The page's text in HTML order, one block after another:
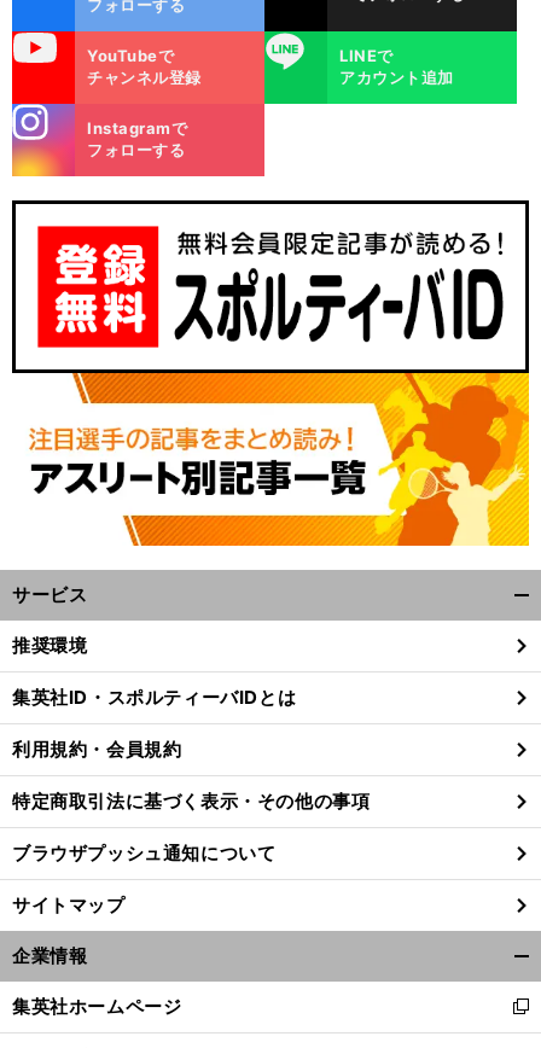
【
日
本シリーズ2024 】
「 ３
番 ・
今宮健太 」
に見るソフトバンク小久保監督の危機管理能力と勝負勘
フォローする
YouTubeで
チャンネル登録
LINE
LINEで
アカウント追加
m
Instagramで
フォローする
サービス
閉
る
推奨環境
集英社ID・スポルティーバIDとは
利用規約・会員規約
特定商取引法に基づく表示・その他の事項
ブラウザプッシュ通知について
サイトマップ
企業情報
閉
集英社ホームページ
新
し